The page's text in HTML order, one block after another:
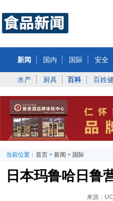
新闻 国内 国际 安全
水产 厨具 百科 百姓
当前位置： 首页 > 新闻 > 国际
日本玛鲁哈日鲁
来源：